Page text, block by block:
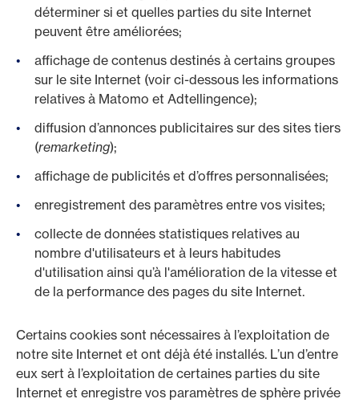
déterminer si et quelles parties du site Internet
peuvent être améliorées;
affichage de contenus destinés à certains groupes
sur le site Internet (voir ci-dessous les informations
relatives à Matomo et Adtellingence);
diffusion d’annonces publicitaires sur des sites tiers
(remarketing);
affichage de publicités et d’offres personnalisées;
enregistrement des paramètres entre vos visites;
collecte de données statistiques relatives au
nombre d'utilisateurs et à leurs habitudes
d'utilisation ainsi qu’à l'amélioration de la vitesse et
de la performance des pages du site Internet.
Certains cookies sont nécessaires à l’exploitation de
notre site Internet et ont déjà été installés. L’un d’entre
eux sert à l’exploitation de certaines parties du site
Internet et enregistre vos paramètres de sphère privée